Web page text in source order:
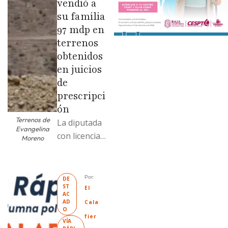
Terrenos de
Evangelina
Moreno
vendió a
su familia
97 mdp en
terrenos
obtenidos
en juicios
de
prescripci
ón
La diputada
con licencia
antecedente
s de
prescripción
positiva; uno
DE
ST
AC
AD
O
VÍA
Por:
El
Cala
fier